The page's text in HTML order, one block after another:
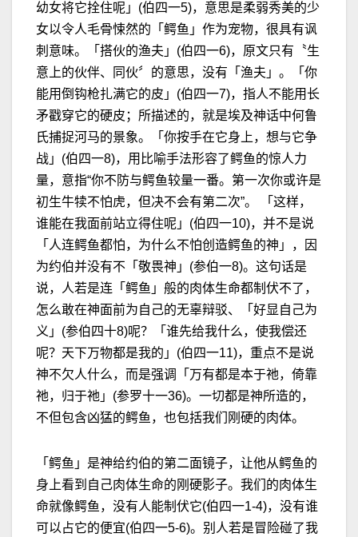
幼女将它拴住呢」(伯四一5)，意思是柔弱秀美的少
女以令人毛骨悚然的「鳄鱼」作为宠物，很具有讽
刺意味。「搭伙的渔夫」(伯四一6)，原文只有〝生
意上的伙伴、同伙〞的意思，没有「渔夫」。「你
能用倒钩枪扎满它的皮」(伯四一7)，指人不能用长
矛戳穿它的硬皮；所描述的，就是埃及神话中何鲁
氏捕捉河马的景象。「你按手在它身上，想与它争
战」(伯四一8)，用比喻手法形容了鳄鱼的惊人力
量，意指“你不防与鳄鱼较量一番。第一次你或许是
初生牛犊不怕虎，但决不会有第二次”。 「这样，
谁能在我面前站立得住呢」(伯四一10)，并不是说
「人连鳄鱼都怕，为什么不怕创造鳄鱼的神」，因
为约伯并没有不「敬畏神」(参伯一8)。这句话是
说，人若是连「鳄鱼」般的肉体生命都制伏不了，
怎么敢在神面前为自己的无辜辩驳、「好显自己为
义」(参伯四十8)呢？「谁先给我什么，使我偿还
呢？天下万物都是我的」(伯四一11)，重点不是说
神不欠人什么，而是强调「万有都是本于祂，倚靠
祂，归于祂」(参罗十一36)。一切都是神所造的，
不但包含凶猛的鳄鱼，也包括我们刚硬的肉体。
「鳄鱼」是神给约伯的第二面镜子，让他从鳄鱼的
身上看到自己肉体生命的刚硬影子。我们的肉体生
命就像鳄鱼，没有人能制伏它(伯四一1-4)，没有谁
可以占它的便宜(伯四一5-6)。别人若是冒险碰了我